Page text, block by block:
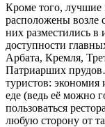
Кроме того, лучшие
расположены возле
них разместились в
доступности
Арбата, Кремля,
Патриарших
туристов:
еде (ведь её можно
пользоваться
любую сторону от